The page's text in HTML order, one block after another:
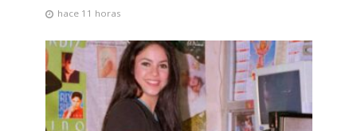
hace 11 horas